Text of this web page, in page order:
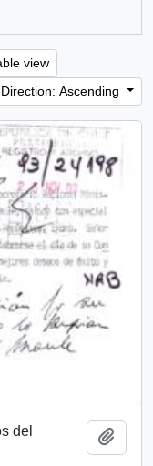
view
Direction: Ascending
del